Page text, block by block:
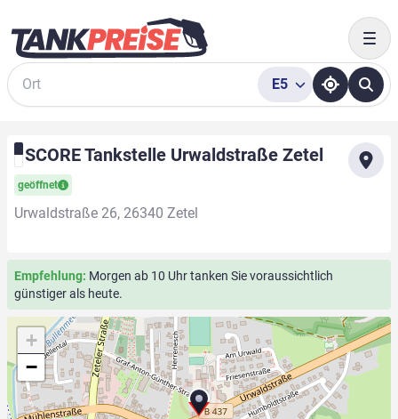
Suche
E5
SCORE Tankstelle Urwaldstraße Zetel
geöffnet
Urwaldstraße 26, 26340 Zetel
Empfehlung: Morgen ab 10 Uhr tanken Sie voraussichtlich
günstiger als heute.
+
−